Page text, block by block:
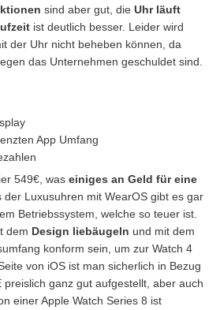
sind aber gut, die Uhr läuft
ist deutlich besser. Leider wird
der Uhr nicht beheben können, da
das Unternehmen geschuldet sind.
App Umfang
549€, was einiges an Geld für eine
der Luxusuhren mit WearOS gibt es gar
Betriebssystem, welche so teuer ist.
dem Design liebäugeln und mit dem
konform sein, um zur Watch 4
von iOS ist man sicherlich in Bezug
preislich ganz gut aufgestellt, aber auch
einer Apple Watch Series 8 ist